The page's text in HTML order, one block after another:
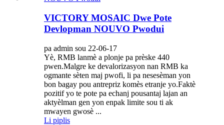
VICTORY MOSAIC Dwe Pote
Devlopman NOUVO Pwodui
pa admin sou 22-06-17
Yè, RMB lanmè a plonje pa prèske 440
pwen.Malgre ke devalorizasyon nan RMB ka
ogmante sèten maj pwofi, li pa nesesèman yon
bon bagay pou antrepriz komès etranje yo.Faktè
pozitif yo te pote pa echanj pousantaj lajan an
aktyèlman gen yon enpak limite sou ti ak
mwayen gwosè ...
Li piplis